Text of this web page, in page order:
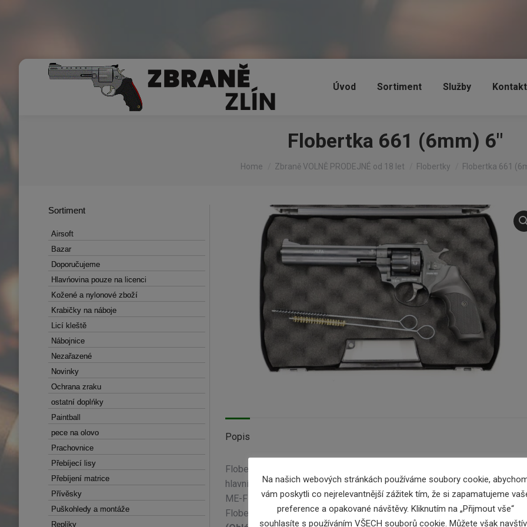
Úvod Sortiment Služby Kontakt
Flobertka 661 (6mm) 6″
You are here:
Home Zbraně VOLNĚ PRODEJNÉ od 18 let Flobertky Flobertka 661
Sortiment
Airsoft
Bazar
Doporučujeme
Hlavńovina pouze na licenci
Kožené a nylonové zboží
Krabičky na náboje
Licí kleště
Nábojnice
Nezařazené
Novinky
Ochrana zraku
ostatní doplńky
Paintball
pece na olovo
Prachovnice
Přebíjecí lisy
Přebíjení matrice
Přívěsky
Puškohledy a montáže
Repliky
Popis
Flobertky 6 mm ME-Flobert- model Flobertka 661 mají ráži 6 mm ME-
hlavní s délkou 6″/151mm. Flobertky 6 mm ME-Flobert jsou celkem
ME-Flobert mají kapacitu 9 ran. Flobertky 6 mm ME-Flobert mají
Flobertky 6 mm ME-Flobert jsou určeny k výcvikovým účelům a
Sortiment
Airsoft
Bazar
Doporučujeme
Hlavńovina pouze na licenci
Kožené a nylonové zboží
Krabičky na náboje
Licí kleště
Nábojnice
Nezařazené
Novinky
Ochrana zraku
ostatní doplńky
Paintball
pece na olovo
Prachovnice
Přebíjecí lisy
Přebíjení matrice
Přívěsky
Puškohledy a montáže
Repliky
Na našich webových stránkách používáme soubory cookie,
vám poskytli co nejrelevantnější zážitek tím, že si zapamatujeme
preference a opakované návštěvy. Kliknutím na „Přijmout vše“
souhlasíte s používáním VŠECH souborů cookie. Můžete však